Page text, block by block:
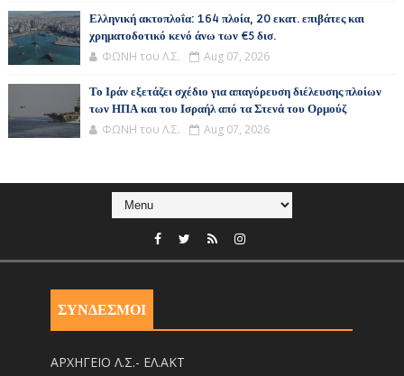
Ελληνική ακτοπλοΐα: 164 πλοία, 20 εκατ. επιβάτες και
χρηματοδοτικό κενό άνω των €5 δισ.
ΦΩΝΗ του Λ.Σ. Aug 07, 2026
Το Ιράν εξετάζει σχέδιο για απαγόρευση διέλευσης πλοίων
των ΗΠΑ και του Ισραήλ από τα Στενά του Ορμούζ
ΦΩΝΗ του Λ.Σ. Aug 07, 2026
ΣΥΝΔΕΣΜΟΙ
ΑΡΧΗΓΕΙΟ Λ.Σ.- ΕΛ.ΑΚΤ